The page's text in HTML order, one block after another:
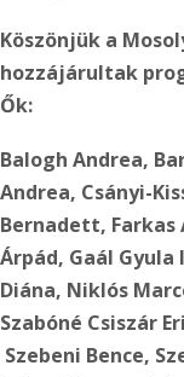
Köszönjük a
hozzájárultak
Ők:
Balogh Andrea,
Andrea, Csányi-
Bernadett, Farkas
Árpád, Gaál
Diána, Niklós
Szabóné Csiszár
Szebeni Bence,